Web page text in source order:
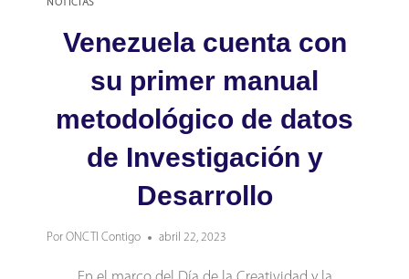
NOTICIAS
Venezuela cuenta con
su primer manual
metodológico de datos
de Investigación y
Desarrollo
Por ONCTI Contigo abril 22, 2023